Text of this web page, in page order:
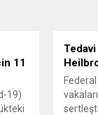
11
19)